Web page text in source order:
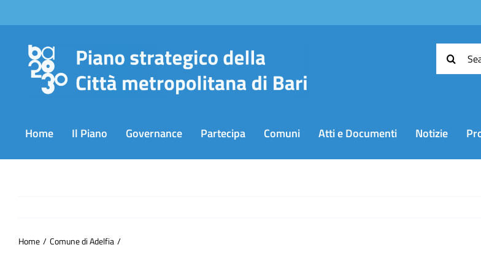
al
contenuto
Cerca
per:
Home Il Piano Governance Partecipa Comuni Atti e Documenti Notizie
Home Comune di Adelfia